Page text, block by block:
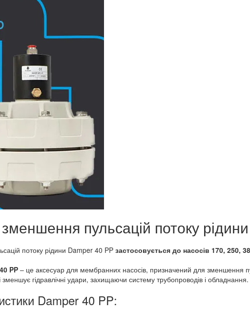
пульсацій потоку
потоку рідини Damper 40 PP застосовується до насосів 170, 250,
PP – це аксесуар для мембранних насосів, призначений для зменшення
зменшує гідравлічні удари, захищаючи систему трубопроводів і обладнання.
Damper 40 PP: